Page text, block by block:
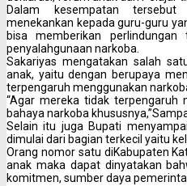
Dalam kesempatan tersebut
menekankan kepada guru-guru
bisa memberikan
penyalahgunaan narkoba.
Sakariyas mengatakan salah
anak, yaitu dengan berupaya
terpengaruh menggunakan
“Agar mereka tidak
bahaya narkoba
Selain itu juga Bupati
dimulai dari bagian terkecil yaitu
Orang nomor satu diKabupaten
anak maka dapat dinyatakan
komitmen, sumber daya